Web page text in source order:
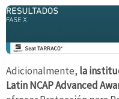
Adicionalmente, la
Latin NCAP Advanced